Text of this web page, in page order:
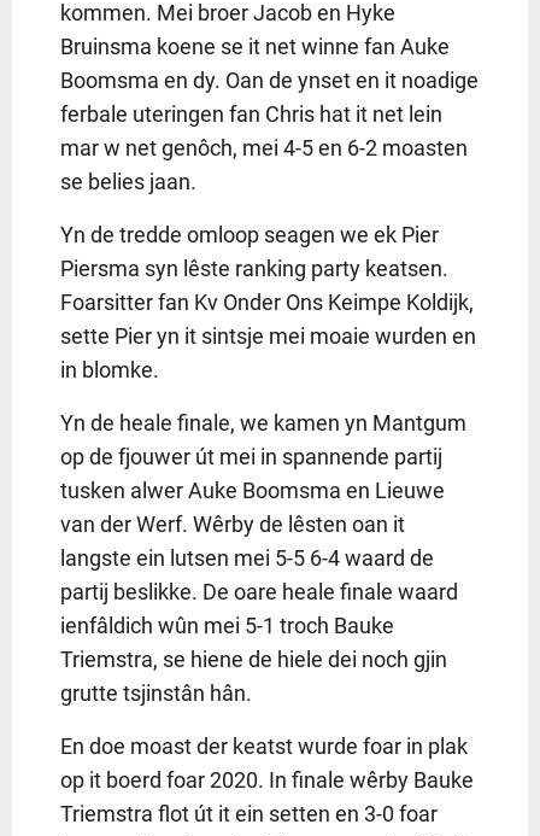
kommen. Mei broer Jacob en Hyke
Bruinsma koene se it net winne fan Auke
Boomsma en dy. Oan de ynset en it noadige
ferbale uteringen fan Chris hat it net lein
mar w net genôch, mei 4-5 en 6-2 moasten
se belies jaan.
Yn de tredde omloop seagen we ek Pier
Piersma syn lêste ranking party keatsen.
Foarsitter fan Kv Onder Ons Keimpe Koldijk,
sette Pier yn it sintsje mei moaie wurden en
in blomke.
Yn de heale finale, we kamen yn Mantgum
op de fjouwer út mei in spannende partij
tusken alwer Auke Boomsma en Lieuwe
van der Werf. Wêrby de lêsten oan it
langste ein lutsen mei 5-5 6-4 waard de
partij beslikke. De oare heale finale waard
ienfâldich wûn mei 5-1 troch Bauke
Triemstra, se hiene de hiele dei noch gjin
grutte tsjinstân hân.
En doe moast der keatst wurde foar in plak
op it boerd foar 2020. In finale wêrby Bauke
Triemstra flot út it ein setten en 3-0 foar